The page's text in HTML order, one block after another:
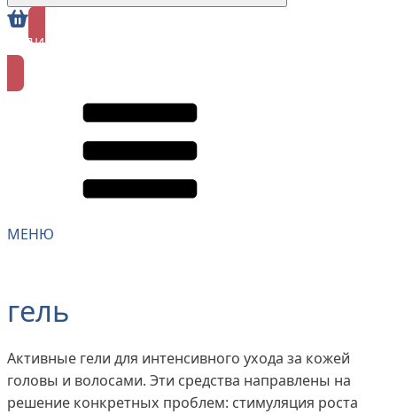
ЗАПИСАТЬСЯ
ОНЛАЙН
МЕНЮ
гель
Активные гели для интенсивного ухода за кожей
головы и волосами. Эти средства направлены на
решение конкретных проблем: стимуляция роста